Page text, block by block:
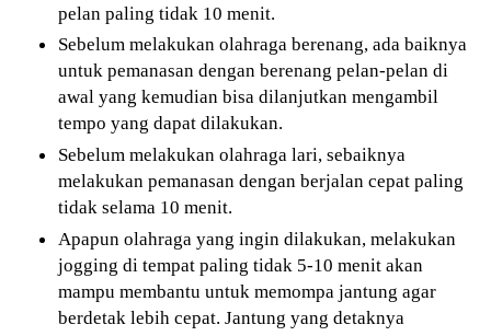
pelan paling tidak 10 menit.
Sebelum melakukan olahraga berenang, ada baiknya
untuk pemanasan dengan berenang pelan-pelan di
awal yang kemudian bisa dilanjutkan mengambil
tempo yang dapat dilakukan.
Sebelum melakukan olahraga lari, sebaiknya
melakukan pemanasan dengan berjalan cepat paling
tidak selama 10 menit.
Apapun olahraga yang ingin dilakukan, melakukan
jogging di tempat paling tidak 5-10 menit akan
mampu membantu untuk memompa jantung agar
berdetak lebih cepat. Jantung yang detaknya